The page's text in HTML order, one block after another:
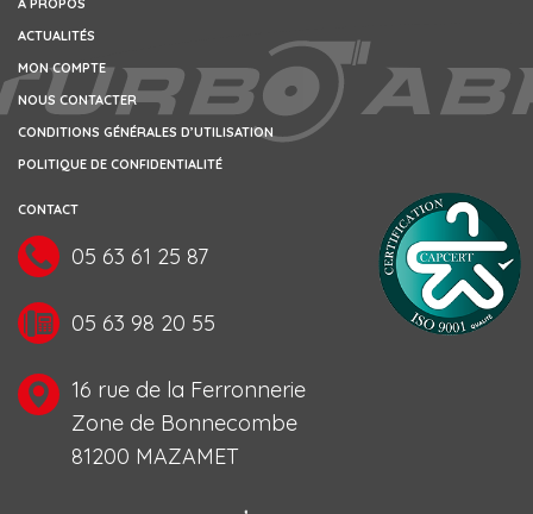
ACTUALITÉS
MON COMPTE
NOUS CONTACTER
CONDITIONS GÉNÉRALES D’UTILISATION
POLITIQUE DE CONFIDENTIALITÉ
CONTACT
05 63 61 25 87
05 63 98 20 55
16 rue de la Ferronnerie
Zone de Bonnecombe
81200 MAZAMET